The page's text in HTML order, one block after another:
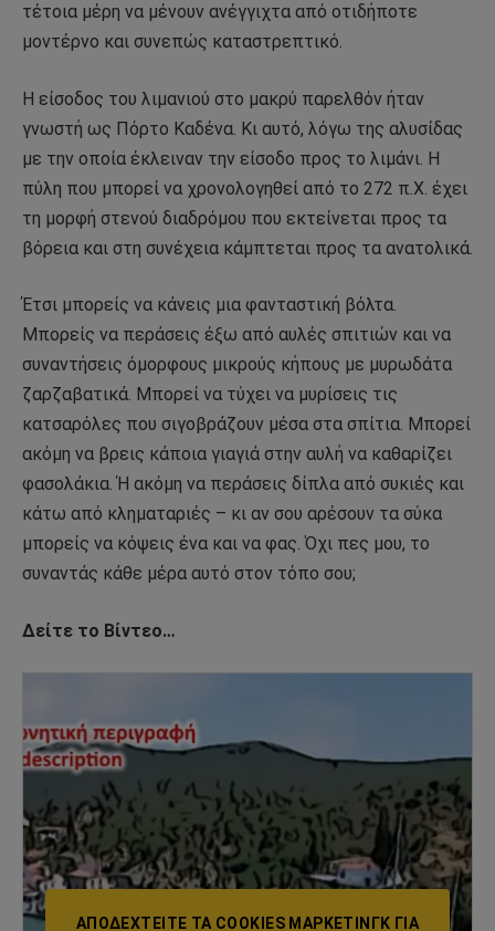
τέτοια μέρη να μένουν ανέγγιχτα από οτιδήποτε
μοντέρνο και συνεπώς καταστρεπτικό.
Η είσοδος του λιμανιού στο μακρύ παρελθόν ήταν
γνωστή ως Πόρτο Καδένα. Κι αυτό, λόγω της αλυσίδας
με την οποία έκλειναν την είσοδο προς το λιμάνι. Η
πύλη που μπορεί να χρονολογηθεί από το 272 π.Χ. έχει
τη μορφή στενού διαδρόμου που εκτείνεται προς τα
βόρεια και στη συνέχεια κάμπτεται προς τα ανατολικά.
Έτσι μπορείς να κάνεις μια φανταστική βόλτα.
Μπορείς να περάσεις έξω από αυλές σπιτιών και να
συναντήσεις όμορφους μικρούς κήπους με μυρωδάτα
ζαρζαβατικά. Μπορεί να τύχει να μυρίσεις τις
κατσαρόλες που σιγοβράζουν μέσα στα σπίτια. Μπορεί
ακόμη να βρεις κάποια γιαγιά στην αυλή να καθαρίζει
φασολάκια. Ή ακόμη να περάσεις δίπλα από συκιές και
κάτω από κληματαριές – κι αν σου αρέσουν τα σύκα
μπορείς να κόψεις ένα και να φας. Όχι πες μου, το
συναντάς κάθε μέρα αυτό στον τόπο σου;
Δείτε το Βίντεο…
ΑΠΟΔΕΧΤΕΊΤΕ ΤΑ COOKIES ΜΆΡΚΕΤΙΝΓΚ ΓΙΑ